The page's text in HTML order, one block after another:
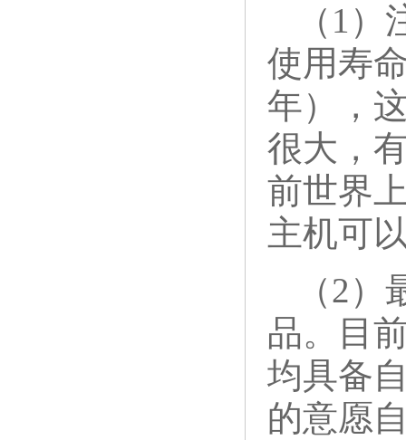
（1
使用寿
年），
很大，
前世界
主机可
（2
品。目
均具备
的意愿